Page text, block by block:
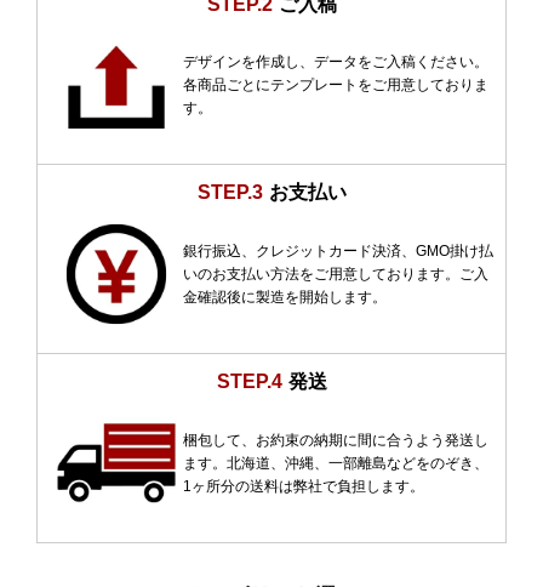
デザインを作成し、データをご入稿ください。
各商品ごとにテンプレートをご用意しておりま
す。
STEP.3 お支払い
銀行振込、クレジットカード決済、GMO掛け払
いのお支払い方法をご用意しております。ご入
金確認後に製造を開始します。
STEP.4 発送
梱包して、お約束の納期に間に合うよう発送し
ます。北海道、沖縄、一部離島などをのぞき、
1ヶ所分の送料は弊社で負担します。